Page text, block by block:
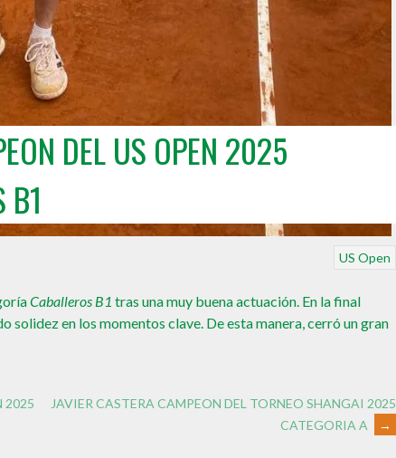
DEL US OPEN 2025
B1
US Open
Caballeros B1 tras una muy buena actuación. En la final
solidez en los momentos clave. De esta manera, cerró un gran
2025
JAVIER CASTERA CAMPEON DEL TORNEO SHANGAI 2025
CATEGORIA A
→